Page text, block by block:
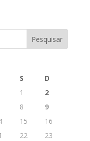
S
D
1
2
8
9
15
16
22
23